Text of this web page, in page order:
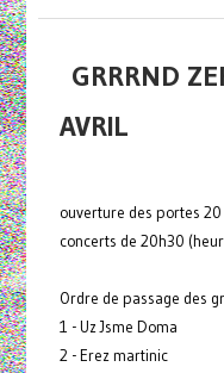
GRRRND
AVRIL
ouverture des portes 20
concerts de 20h30
Ordre de passage des
1 - Uz Jsme Doma
2 - Erez martinic